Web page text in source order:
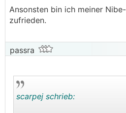
Ansonsten bin ich meiner
zufrieden.
passra
scarpej schrieb: